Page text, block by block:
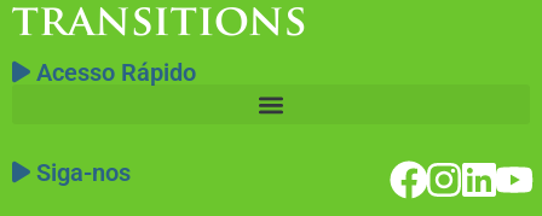
Acesso Rápido
Siga-nos